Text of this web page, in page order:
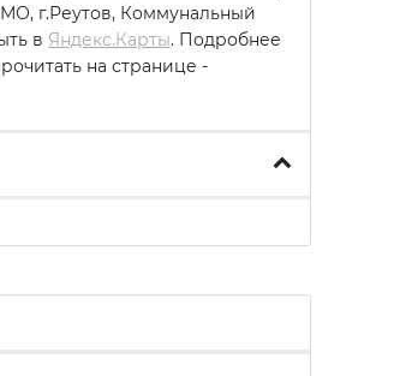
г.Реутов, Коммунальный
в Яндекс.Карты. Подробнее
на странице -